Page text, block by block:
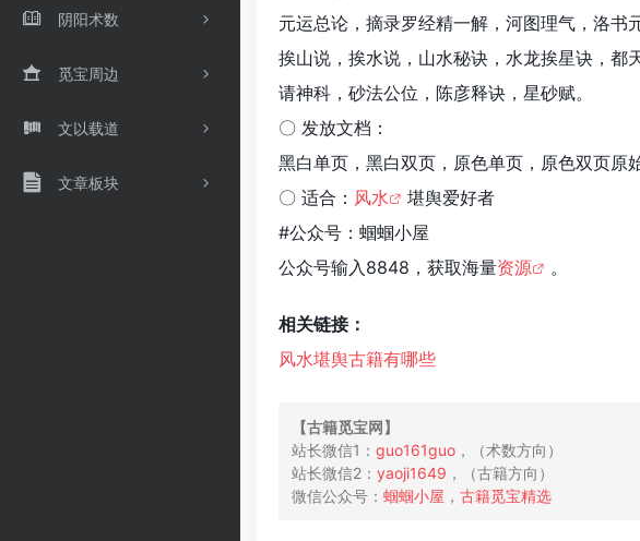
阴阳术数
觅宝周边
文以载道
文章板块
元运总论，摘录罗经精一解，河图理气，洛书
挨山说，挨水说，山水秘诀，水龙挨星诀，都
请神科，砂法公位，陈彦释诀，星砂赋。
〇 发放文档：
黑白单页，黑白双页，原色单页，原色双页原
〇 适合： 风水
堪舆爱好者
#公众号：蝈蝈小屋
公众号输入8848，获取海量资源 。
相关链接：
风​水​堪​舆​古​籍​有​哪​些
【古​籍​​觅​宝​网】
站长微信1： guo161guo ，（术数方向）
站长微信2： yaoji1649 ，（古籍方向）
微信公众号： 蝈蝈​小屋 ，